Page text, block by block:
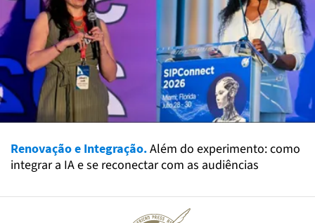
Renovação e Integração.Além do experimento: como
integrar a IA e se reconectar com as audiências